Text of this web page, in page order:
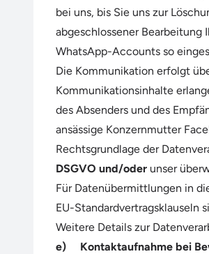
bei uns, bis Sie uns zur
abgeschlossener
WhatsApp-Accounts so
Die Kommunikation erfolgt
Kommunikationsinhalte
des Absenders und des
ansässige Konzernmutter
Rechtsgrundlage der
DSGVO und/oder unser
Für Datenübermittlungen in
EU-Standardvertragsklauseln
Weitere Details zur
e) Kontaktaufnahme bei